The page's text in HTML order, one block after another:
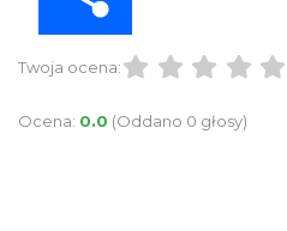
Twoja ocena:
Ocena: 0.0 (Oddano 0 głosy)